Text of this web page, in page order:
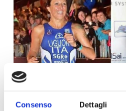
Consenso Dettagli